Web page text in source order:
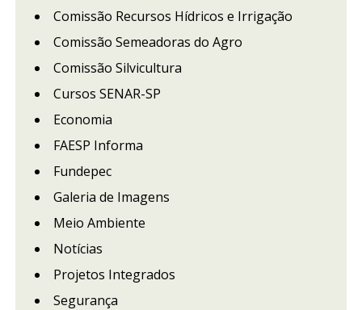
Comissão Recursos Hídricos e Irrigação
Comissão Semeadoras do Agro
Comissão Silvicultura
Cursos SENAR-SP
Economia
FAESP Informa
Fundepec
Galeria de Imagens
Meio Ambiente
Notícias
Projetos Integrados
Segurança